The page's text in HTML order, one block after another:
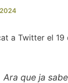
a Twitter el
Ara que ja